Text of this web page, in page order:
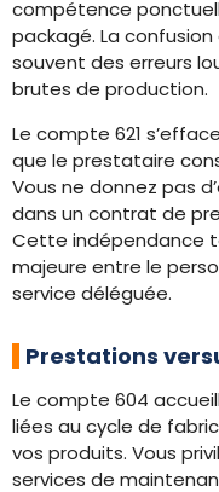
compétence
packagé. La
souvent des erreurs
brutes de production.
Le compte 621
que le prestataire
Vous ne donnez pas
dans un contrat de
Cette indépendance
majeure entre le
service déléguée.
Prestations
Le compte 604
liées au cycle de
vos produits. Vous
services de